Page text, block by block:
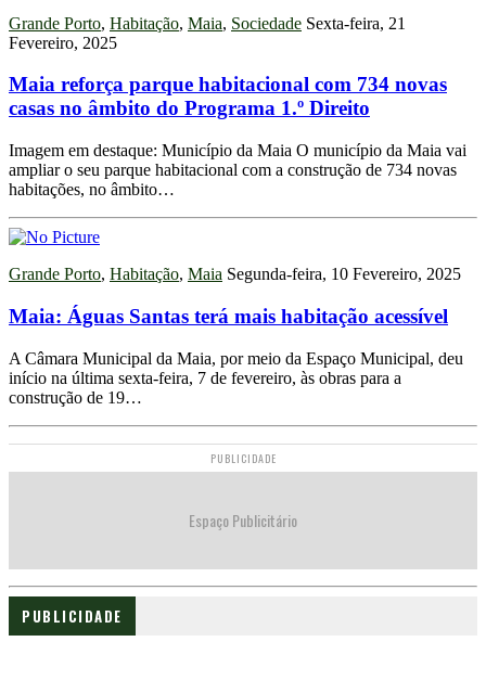
Grande Porto, Habitação, Maia, Sociedade Sexta-feira, 21
Fevereiro, 2025
Maia reforça parque habitacional com 734 novas
casas no âmbito do Programa 1.º Direito
Imagem em destaque: Município da Maia O município da Maia vai
ampliar o seu parque habitacional com a construção de 734 novas
habitações, no âmbito…
Grande Porto, Habitação, Maia Segunda-feira, 10 Fevereiro, 2025
Maia: Águas Santas terá mais habitação acessível
A Câmara Municipal da Maia, por meio da Espaço Municipal, deu
início na última sexta-feira, 7 de fevereiro, às obras para a
construção de 19…
PUBLICIDADE
Espaço Publicitário
PUBLICIDADE